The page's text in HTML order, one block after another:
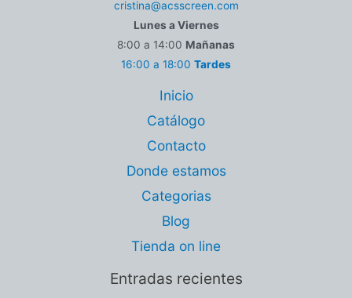
cristina@acsscreen.com
Lunes a Viernes
8:00 a 14:00 Mañanas
16:00 a 18:00 Tardes
Inicio
Catálogo
Contacto
Donde estamos
Categorias
Blog
Tienda on line
Entradas recientes